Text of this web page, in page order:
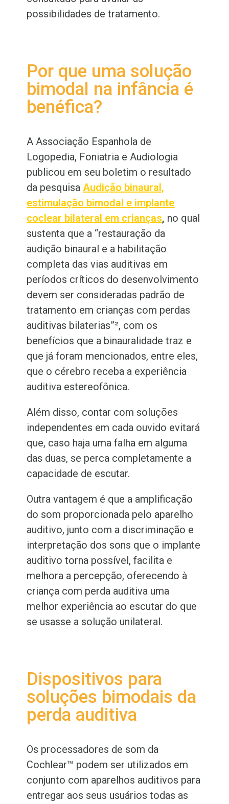
possibilidades de tratamento.
Por que uma solução
bimodal na infância é
benéfica?
A Associação Espanhola de
Logopedia, Foniatria e Audiologia
publicou em seu boletim o resultado
da pesquisaAudição binaural,
estimulação bimodal e implante
coclear bilateral em crianças, no qual
sustenta que a “restauração da
audição binaural e a habilitação
completa das vias auditivas em
períodos críticos do desenvolvimento
devem ser consideradas padrão de
tratamento em crianças com perdas
auditivas bilaterias”², com os
benefícios que a binauralidade traz e
que já foram mencionados, entre eles,
que o cérebro receba a experiência
auditiva estereofônica.
Além disso, contar com soluções
independentes em cada ouvido evitará
que, caso haja uma falha em alguma
das duas, se perca completamente a
capacidade de escutar.
Outra vantagem é que a amplificação
do som proporcionada pelo aparelho
auditivo, junto com a discriminação e
interpretação dos sons que o implante
auditivo torna possível, facilita e
melhora a percepção, oferecendo à
criança com perda auditiva uma
melhor experiência ao escutar do que
se usasse a solução unilateral.
Dispositivos para
soluções bimodais da
perda auditiva
Os processadores de som da
Cochlear™ podem ser utilizados em
conjunto com aparelhos auditivos para
entregar aos seus usuários todas as